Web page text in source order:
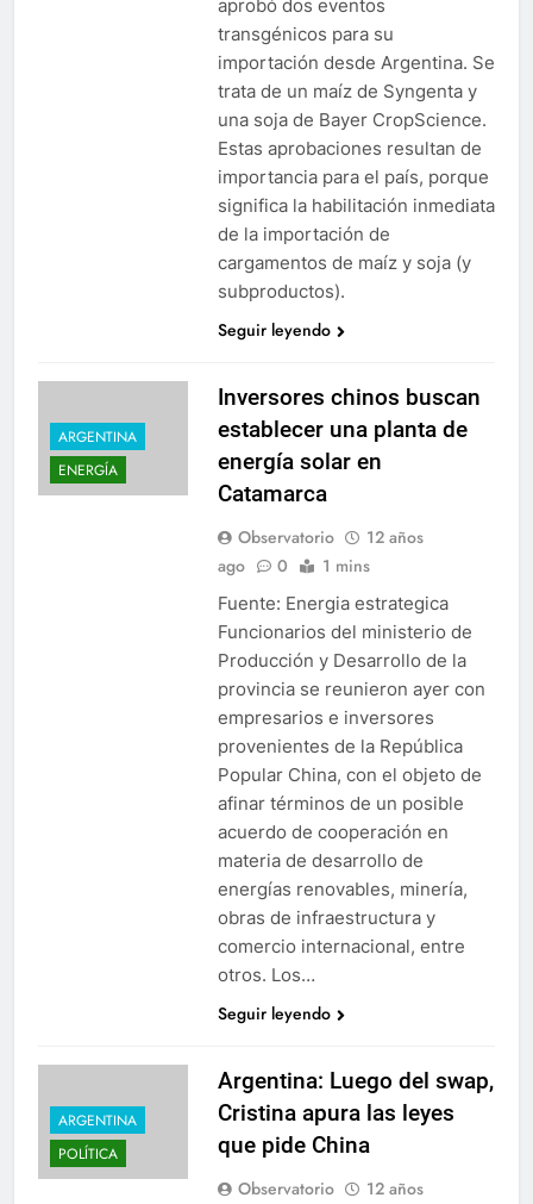
aprobó dos eventos
transgénicos para su
importación desde Argentina. Se
trata de un maíz de Syngenta y
una soja de Bayer CropScience.
Estas aprobaciones resultan de
importancia para el país, porque
significa la habilitación inmediata
de la importación de
cargamentos de maíz y soja (y
subproductos).
Seguir leyendo
ARGENTINA
ENERGÍA
Inversores chinos buscan
establecer una planta de
energía solar en
Catamarca
Observatorio
12 años
ago
0 1 mins
Fuente: Energia estrategica
Funcionarios del ministerio de
Producción y Desarrollo de la
provincia se reunieron ayer con
empresarios e inversores
provenientes de la República
Popular China, con el objeto de
afinar términos de un posible
acuerdo de cooperación en
materia de desarrollo de
energías renovables, minería,
obras de infraestructura y
comercio internacional, entre
otros. Los…
Seguir leyendo
ARGENTINA
POLÍTICA
Argentina: Luego del swap,
Cristina apura las leyes
que pide China
Observatorio
12 años